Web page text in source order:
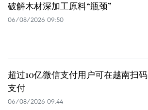
破解木材深加工原料“瓶颈”
06/08/2026 09:50
超过10亿微信支付用户可在越南扫码
支付
06/08/2026 09:44